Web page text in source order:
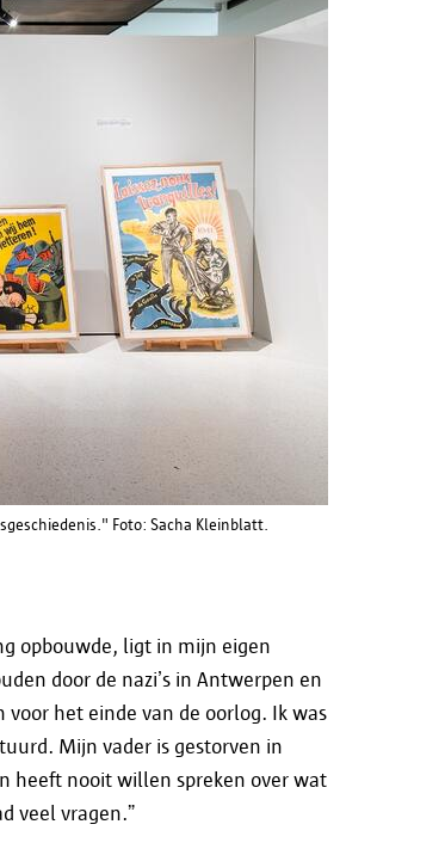
Foto: Sacha Kleinblatt.
opbouwde, ligt in mijn eigen
door de nazi’s in Antwerpen en
voor het einde van de oorlog. Ik was
Mijn vader is gestorven in
heeft nooit willen spreken over wat
veel vragen.”
en opgeslagen zolang dat nodig is voor het
Als je wil weten hoe lang je gegevens in een
kan je contact opnemen via
. Na afloop van de bewaartermijn worden je
gewist.
2016/679 van 27 april 2016, de zogenaamde
heb je een recht van inzage,
een klacht in te dienen bij de toezichthoudende
gegevens op een foutieve manier verwerkt
terecht bij de Vlaamse Toezichtcommissie of de